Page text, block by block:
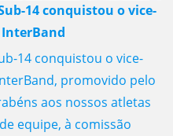
14 conquistou o vice-
14 conquistou o vice-
promovido pelo
aos nossos atletas
equipe, à comissão